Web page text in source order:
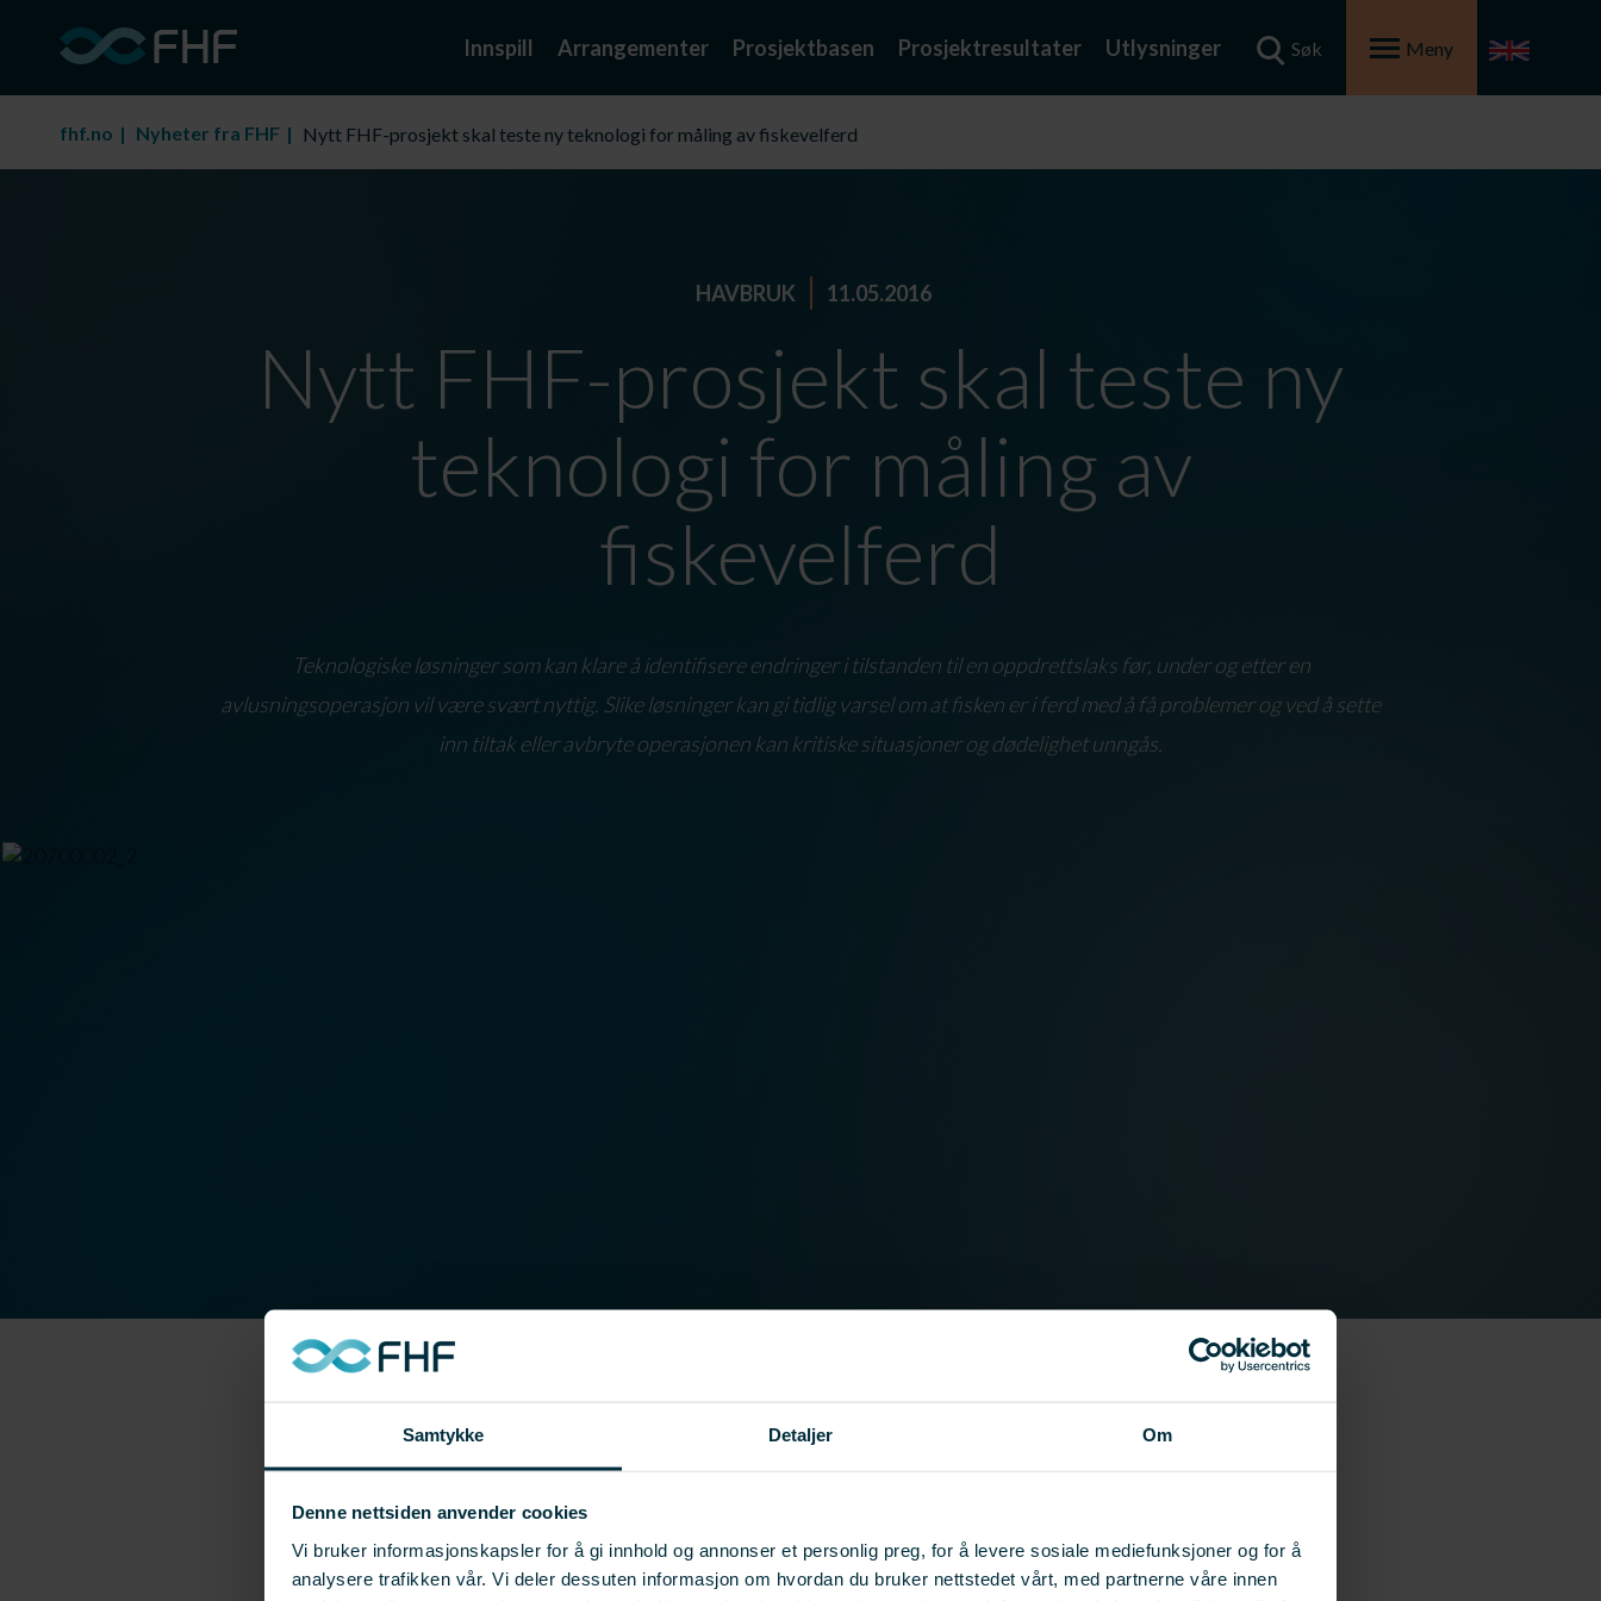
Samtykke Detaljer Om
Denne nettsiden anvender cookies
Vi bruker informasjonskapsler for å gi innhold og annonser et personlig preg, for å levere sosiale mediefunksjoner og for å
analysere trafikken vår. Vi deler dessuten informasjon om hvordan du bruker nettstedet vårt, med partnerne våre innen
Innspill Arrangementer Prosjektbasen Prosjektresultater Utlysninger Søk Meny
fhf.no Nyheter fra FHF Nytt FHF-prosjekt skal teste ny teknologi for måling av fiskevelferd
HAVBRUK 11.05.2016
Nytt FHF-prosjekt skal teste ny
teknologi for måling av
fiskevelferd
Teknologiske løsninger som kan klare å identifisere endringer i tilstanden til en oppdrettslaks før, under og etter en
avlusningsoperasjon vil være svært nyttig. Slike løsninger kan gi tidlig varsel om at fisken er i ferd med å få problemer og ved å sette
inn tiltak eller avbryte operasjonen kan kritiske situasjoner og dødelighet unngås.